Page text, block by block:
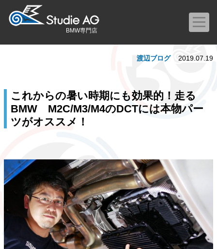
BMW専門店
これからの暑い時期にも効果的！走る
BMW M2C/M3/M4のDCTには本物パー
ツがオススメ！
渡辺ブログ 2019.07.19